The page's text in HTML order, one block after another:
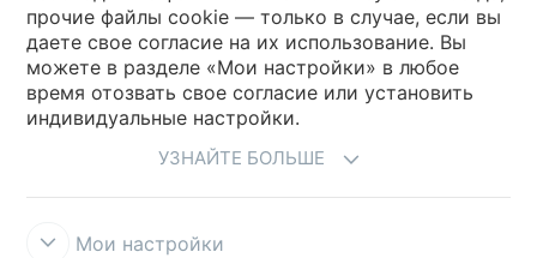
My Forbo
Где купить
прочие файлы cookie — только в случае, если вы
даете свое согласие на их использование. Вы
можете в разделе «Мои настройки» в любое
время отозвать свое согласие или установить
индивидуальные настройки.
УЗНАЙТЕ БОЛЬШЕ
Мои настройки